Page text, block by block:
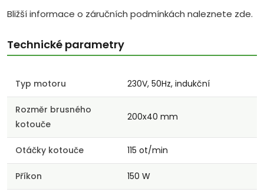
Bližší informace o záručních podmínkách naleznete zde.
Technické parametry
Typ motoru 230V, 50Hz, indukční
Rozměr brusného
kotouče
200x40 mm
Otáčky kotouče 115 ot/min
Příkon 150 W